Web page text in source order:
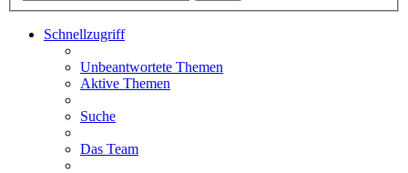
Schnellzugriff
Unbeantwortete Themen
Aktive Themen
Suche
Das Team